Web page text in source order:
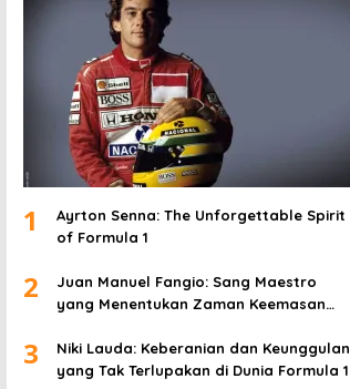
1
Ayrton Senna: The Unforgettable Spirit
of Formula 1
2
Juan Manuel Fangio: Sang Maestro
yang Menentukan Zaman Keemasan
3
Niki Lauda: Keberanian dan Keunggulan
yang Tak Terlupakan di Dunia Formula 1